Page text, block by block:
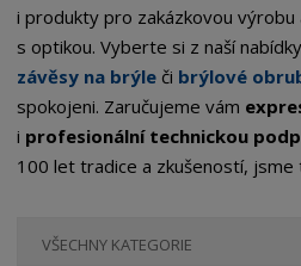
i produkty pro zakázkovou výrobu
s optikou. Vyberte si z naší
závěsy na brýle či brýlové
spokojeni. Zaručujeme vám
i profesionální technickou
100 let tradice a zkušeností, jsme
VŠECHNY KATEGORIE